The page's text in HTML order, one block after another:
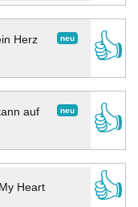
neu
Herz
👍
neu
auf
👍
Heart
👍